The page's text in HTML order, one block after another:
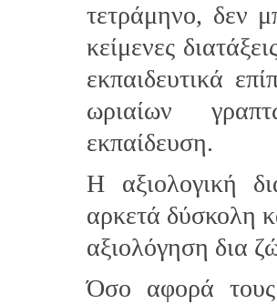
τετράμηνο, δεν
κείμενες
εκπαιδευτικά
ωριαίων
εκπαίδευση.
Η αξιολογική
αρκετά δύσκολη
αξιολόγηση δια
Όσο αφορά